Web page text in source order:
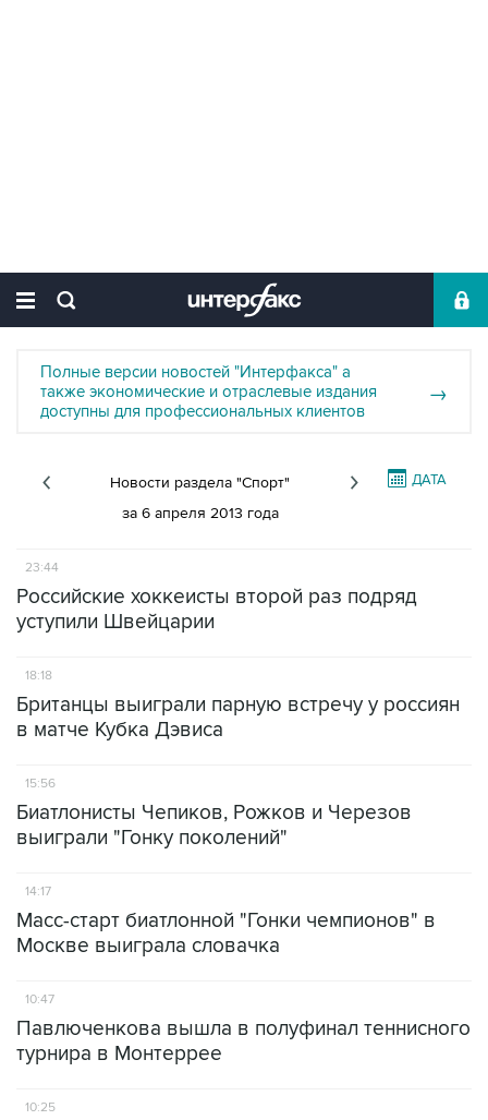
Полные версии новостей "Интерфакса" а
также экономические и отраслевые издания
доступны для профессиональных клиентов
→
Новости раздела "Спорт"
за 6 апреля 2013 года
ДАТА
23:44
Российские хоккеисты второй раз подряд
уступили Швейцарии
18:18
Британцы выиграли парную встречу у россиян
в матче Кубка Дэвиса
15:56
Биатлонисты Чепиков, Рожков и Черезов
выиграли "Гонку поколений"
14:17
Масс-старт биатлонной "Гонки чемпионов" в
Москве выиграла словачка
10:47
Павлюченкова вышла в полуфинал теннисного
турнира в Монтеррее
10:25